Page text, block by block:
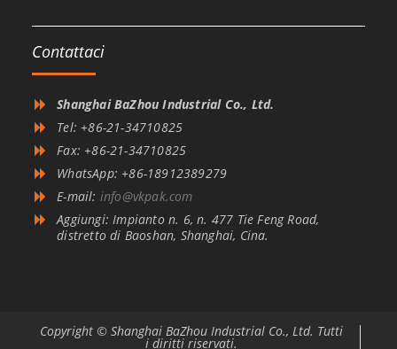
Contattaci
Shanghai BaZhou Industrial Co., Ltd.
Tel: +86-21-34710825
Fax: +86-21-34710825
WhatsApp: +86-18912389279
E-mail: info@vkpak.com
Aggiungi: Impianto n. 6, n. 477 Tie Feng Road,
distretto di Baoshan, Shanghai, Cina.
Copyright © Shanghai BaZhou Industrial Co., Ltd. Tutti
i diritti riservati.